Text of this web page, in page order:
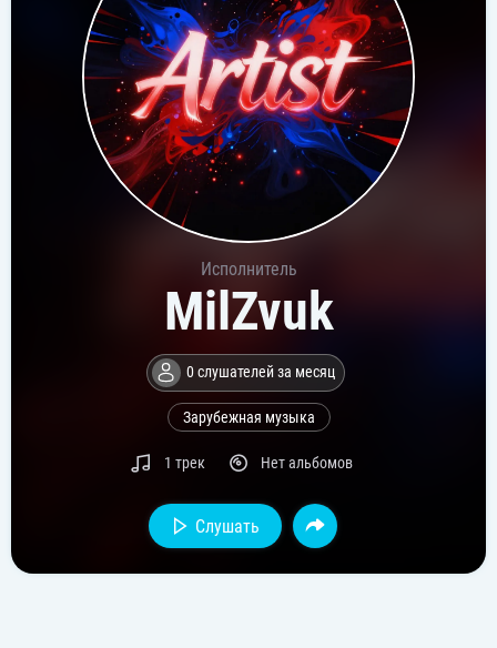
Исполнитель
MilZvuk
0 слушателей за месяц
Зарубежная музыка
1 трек Нет альбомов
Слушать